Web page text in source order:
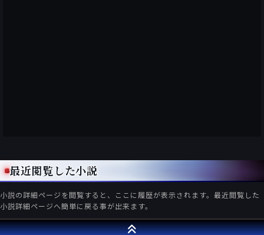
最近閲覧した小説
小説の詳細ページを閲覧すると、ここに履歴が表示されます。最近閲覧した
小説詳細ページへ簡単に戻る事が出来ます。